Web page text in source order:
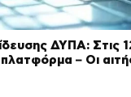
ΔΥΠΑ: Στις
πλατφόρμα – Οι